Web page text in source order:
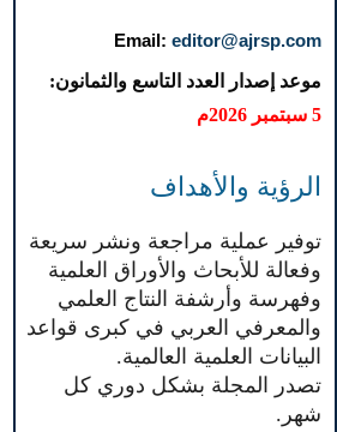
Email: editor@ajrsp.com
موعد إصدار العدد التاسع والثمانون:
5 سبتمبر 2026م
الرؤية والأهداف
توفير عملية مراجعة ونشر سريعة
وفعالة للأبحاث والأوراق العلمية
وفهرسة وأرشفة النتاج العلمي
والمعرفي العربي في كبرى قواعد
البيانات العلمية العالمية.
تصدر المجلة بشكل دوري كل
شهر.